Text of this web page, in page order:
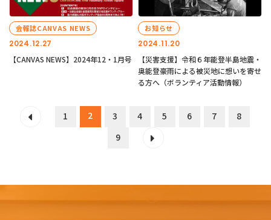
2024.12.27
会報誌CANVAS NEWS
【CANVAS NEWS】2024年12・1月号
2024.11.20
お知らせ
【災害支援】令和６年能登半島地震・
奥能登豪雨による被災地に想いを寄せ
る方へ（ボランティア活動情報）
1 2 3 4 5 6 7
8
9